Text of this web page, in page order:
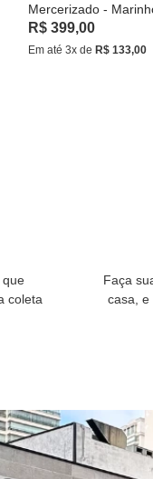
Mercerizado -
R$ 399,00
Em até 3x de R$ 133,00
que
coleta
Faça
casa, e